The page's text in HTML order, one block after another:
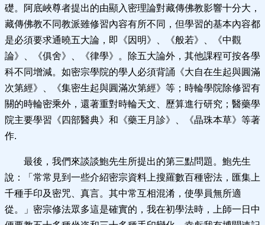
礎。阿底峽尊者提出的由顯入密理論對藏傳佛教影響十分大，
藏傳佛教不同教派雖修習內容有所不同，但學習的基本內容都
是必須要求通曉五大論，即《因明》、《般若》、《中觀
論》、《俱舍》、《律學》。除五大論外，其他課程可按各學
科不同增減。如密宗學院的學人必須背誦《大自在生起與圓滿
次第經》、《集密生起與圓滿次第經》等；時輪學院除修習有
關的時輪密乘外，還著重對時輪天文、歷算進行研究；醫藥學
院主要學習《四部醫典》和《藥王月診》、《晶珠本草》等著
作.
最後，我們來談談鮑先生所提出的第三點問題。鮑先生
說：「常常見到一些介紹密宗資料上搜羅數百種密法，匯集上
千種手印及密咒、真言。其中常互相混淆，使學員無所適
從。」密宗修法眾多這是確實的，我在初學法時，上師一日中